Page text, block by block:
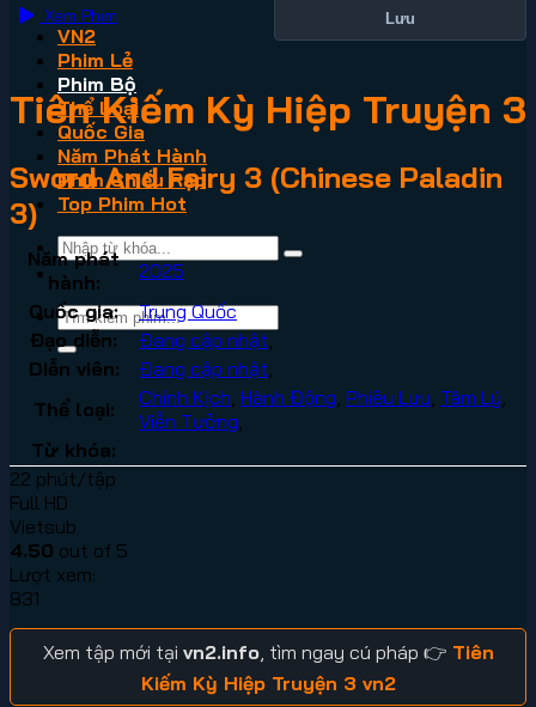
VN2
Phim Lẻ
Phim Bộ
Thể Loại
Quốc Gia
Năm Phát Hành
Phim Chiếu Rạp
Top Phim Hot
Xem Phim Lưu
Tiên Kiếm Kỳ Hiệp Truyện 3
Sword And Fairy 3 (Chinese Paladin
3)
Năm phát
hành:
2025
Quốc gia:
Trung Quốc
Đạo diễn:
Đang cập nhật
Diễn viên:
Đang cập nhật
Thể loại:
Chính Kịch Hành Động Phiêu Lưu Tâm Lý
Viễn Tưởng
Từ khóa:
22 phút/tập
Full HD
Vietsub
4.50 out of 5
Lượt xem:
831
Xem tập mới tại vn2.info, tìm ngay cú pháp 👉 Tiên
Kiếm Kỳ Hiệp Truyện 3 vn2